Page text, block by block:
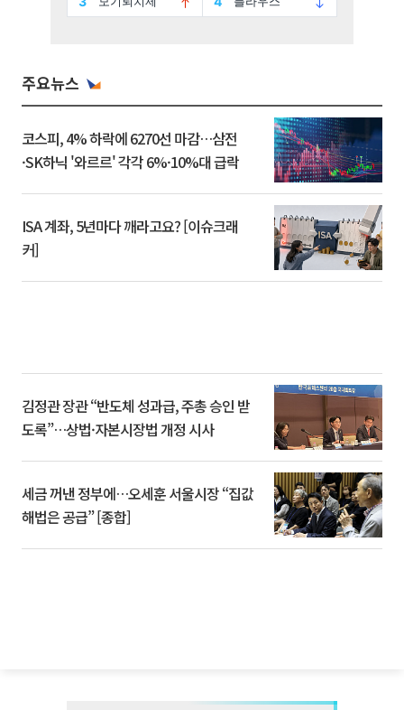
주요뉴스
코스피, 4% 하락에 6270선 마감…삼전
·SK하닉 '와르르' 각각 6%·10%대 급락
ISA 계좌, 5년마다 깨라고요? [이슈크래
커]
김정관 장관 “반도체 성과급, 주총 승인 받
도록”…상법·자본시장법 개정 시사
세금 꺼낸 정부에…오세훈 서울시장 “집값
해법은 공급” [종합]